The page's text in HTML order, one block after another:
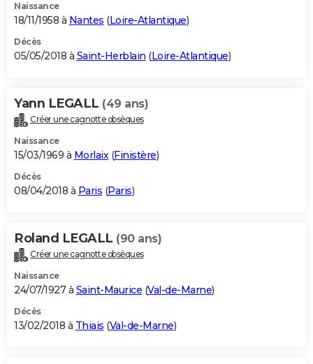
Naissance
18/11/1958 à Nantes (Loire-Atlantique)
Décès
05/05/2018 à Saint-Herblain (Loire-Atlantique)
Yann LEGALL (49 ans)
Créer une cagnotte obsèques
Naissance
15/03/1969 à Morlaix(Finistère)
Décès
08/04/2018 à Paris (Paris)
Roland LEGALL (90 ans)
Créer une cagnotte obsèques
Naissance
24/07/1927 à Saint-Maurice (Val-de-Marne)
Décès
13/02/2018 à Thiais (Val-de-Marne)